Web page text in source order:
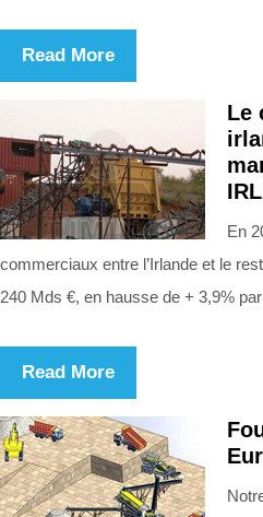
Read More
Le
En
commerciaux entre l’Irlande et le
240 Mds €, en hausse de + 3,9%
Read More